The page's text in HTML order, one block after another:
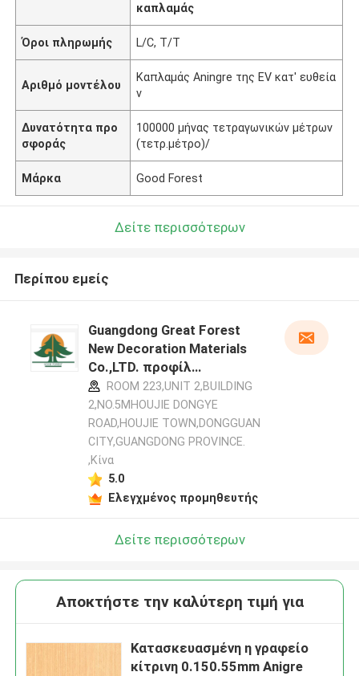
καπλαμάς
Όροι πληρωμής L/C, T/T
Αριθμό μοντέλου
Καπλαμάς Aningre της EV κατ' ευθεία
ν
Δυνατότητα προ
σφοράς
100000 μήνας τετραγωνικών μέτρων
(τετρ.μέτρο)/
Μάρκα Good Forest
Δείτε περισσότερων
Περίπου εμείς
Guangdong Great Forest
New Decoration Materials
Co.,LTD. προφίλ
κατασκευαστή
ROOM 223,UNIT 2,BUILDING
2,NO.5MHOUJIE DONGYE
ROAD,HOUJIE TOWN,DONGGUAN
CITY,GUANGDONG PROVINCE.
,Κίνα
5.0
Ελεγχμένος προμηθευτής
Δείτε περισσότερων
Αποκτήστε την καλύτερη τιμή για
Κατασκευασμένη η γραφείο
κίτρινη 0.150.55mm Anigre